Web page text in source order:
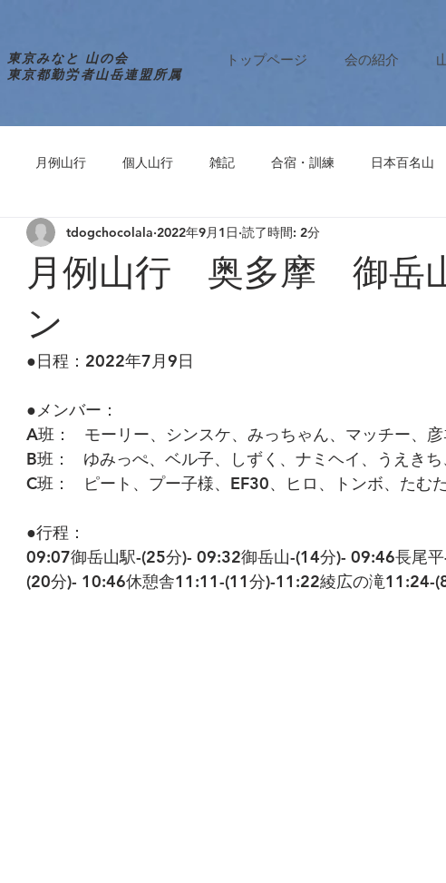
トップページ 会の紹介
月例山行 個人山行 雑記 合宿・訓練 日本百名山
月例山行 奥多摩 御岳
ン
tdogchocolala 2022年9月1日 読了時間: 2分
●日程：2022年7月9日
●メンバー：
A班：   モーリー、シンスケ、みっちゃん、マッチー、
B班：   ゆみっぺ、ベル子、しずく、ナミヘイ、うえき
C班：   ピート、プー子様、EF30、ヒロ、トンボ、たむ
●行程：
09:07御岳山駅-(25分)- 09:32御岳山-(14分)- 09:46長尾
(20分)- 10:46休憩舎11:11-(11分)-11:22綾広の滝11:24-
東京みなと 山の会
東京都勤労者山岳連盟所属